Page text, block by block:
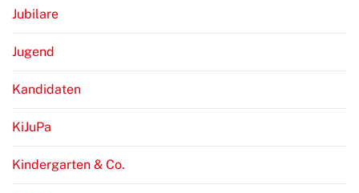
Jubilare
Jugend
Kandidaten
KiJuPa
Kindergarten & Co.